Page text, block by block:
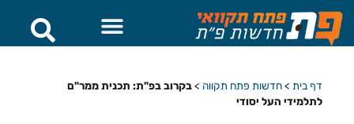
דף בית >חדשות פתח תקווה >בקרוב בפ"ת: תכנית ממר"ם
לתלמידי העל יסודי